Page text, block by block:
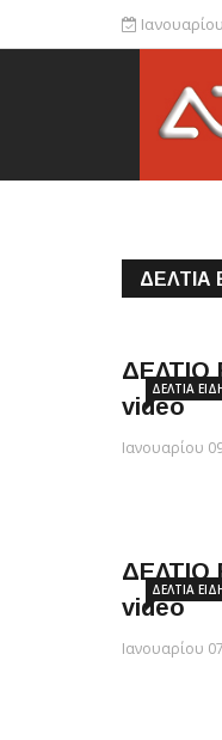
ΔΕΛΤΊΑ
ΔΕΛΤΊΑ
ΔΕΛΤΙΟ
video
Ιανουαρίου
ΔΕΛΤΊΑ
ΔΕΛΤΙΟ
video
Ιανουαρίου